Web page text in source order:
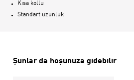
Kısa kollu
Standart uzunluk
Şunlar da hoşunuza gidebilir